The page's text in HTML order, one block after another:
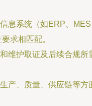
息系统（如ERP、
求相匹配。
维护取证及后续合规所
产、质量、供应链等方